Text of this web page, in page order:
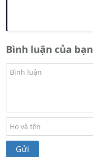
Bình luận của bạn